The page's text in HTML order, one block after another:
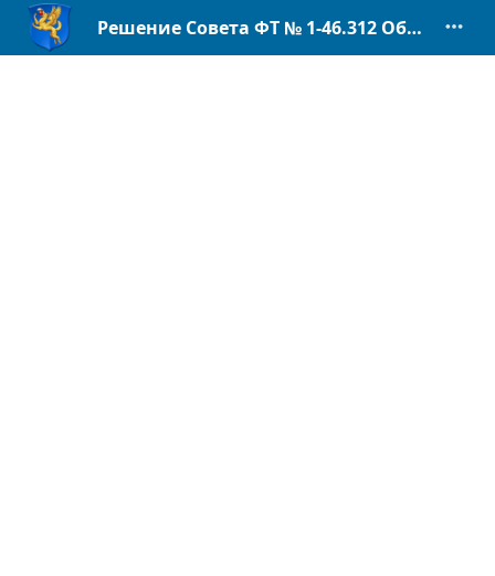
Решение Совета ФТ № 1-46.312 Об утв. Положения о рег. гос. контроле инвалид. квоты.pdf